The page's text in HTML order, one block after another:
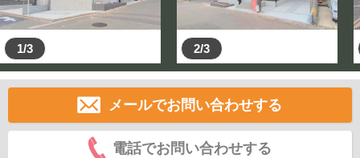
1/3 2/3
メールでお問い合わせする
電話でお問い合わせする